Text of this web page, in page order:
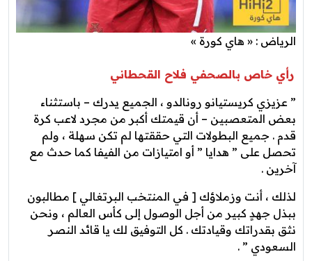
الرياض : « هاي كورة »
رأي خاص بالصحفي فلاح القحطاني
” عزيزي كريستيانو رونالدو ، الجميع يدرك – باستثناء
بعض المتعصبين – أن قيمتك أكبر من مجرد لاعب كرة
قدم . جميع البطولات التي حققتها لم تكن سهلة ، ولم
تحصل على ” هدايا ” أو امتيازات من الفيفا كما حدث مع
آخرين .
لذلك ، أنت وزملاؤك [ في المنتخب البرتغالي ] مطالبون
ببذل جهدٍ كبير من أجل الوصول إلى كأس العالم ، ونحن
نثق بقدراتك وقيادتك . كل التوفيق لك يا قائد النصر
السعودي ” .